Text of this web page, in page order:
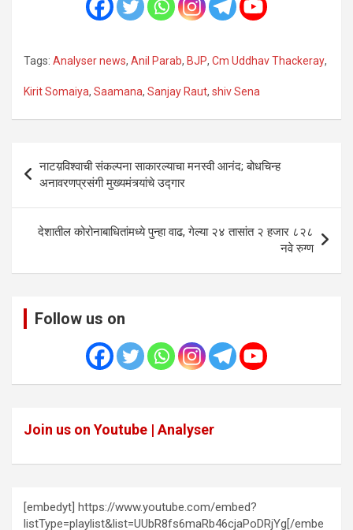
Tags: Analyser news, Anil Parab, BJP, Cm Uddhav Thackeray,
Kirit Somaiya, Saamana, Sanjay Raut, shiv Sena
navigation
नाटय़विश्वाची संकल्पना साकारल्याचा मनस्वी आनंद; बोधचिन्ह
अनावरणप्रसंगी मुख्यमंत्र्यांचे उद्गार
देशातील कोरोनाबाधितांमध्ये पुन्हा वाढ, गेल्या २४ तासांत २ हजार ८२८
नवे रुग्ण
Follow us on
Join us on Youtube | Analyser
[embedyt] https://www.youtube.com/embed?
listType=playlist&list=UUbR8fs6maRb46cjaPoDRjYg[/embe